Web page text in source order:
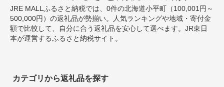
JRE MALLふるさと納税では、0件の北海道小平町（100,001円～
500,000円）の返礼品が勢揃い。人気ランキングや地域・寄付金
額で比較して、自分に合う返礼品を安心して選べます。JR東日
本が運営するふるさと納税サイト。
カテゴリから返礼品を探す